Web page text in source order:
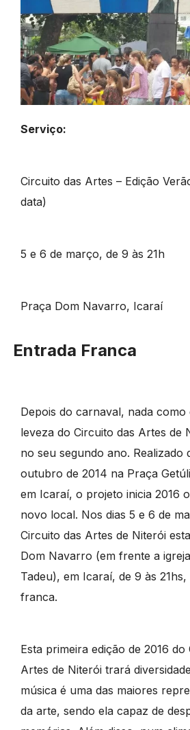
Serviço:
Circuito das Artes – Edição
data)
5 e 6 de março, de 9 às 21h
Praça Dom Navarro, Icaraí
Entrada Franca
Depois do carnaval, nada
leveza do Circuito das Artes de
no seu segundo ano. Realizado
outubro de 2014 na Praça
em Icaraí, o projeto inicia 2016
novo local. Nos dias 5 e 6 de
Circuito das Artes de Niterói
Dom Navarro (em frente a
Tadeu), em Icaraí, de 9 às
franca.
Esta primeira edição de 2016 do
Artes de Niterói trará
música é uma das maiores
da arte, sendo ela capaz de